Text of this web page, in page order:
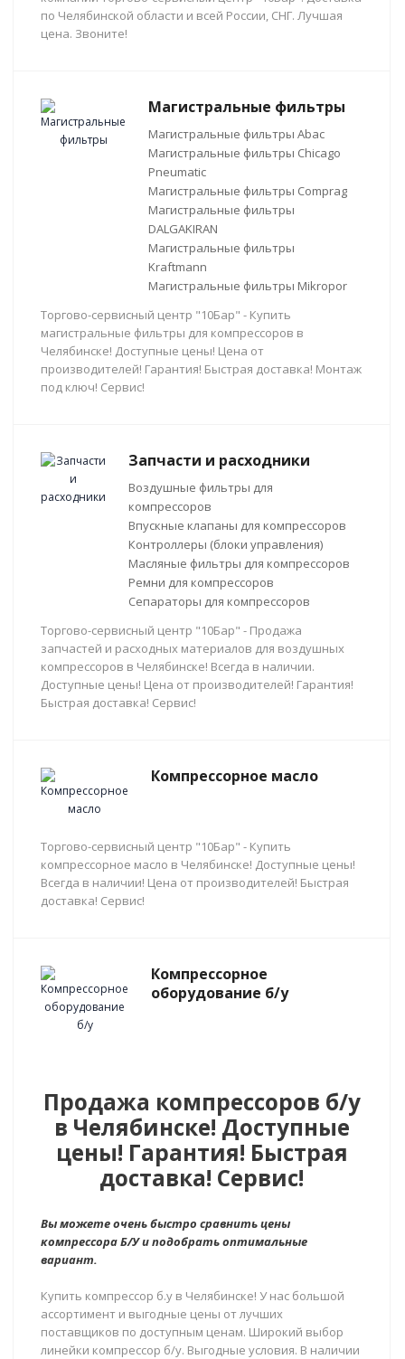
по Челябинской области и всей России, СНГ. Лучшая
цена. Звоните!
Магистральные фильтры
Магистральные фильтры Abac
Магистральные фильтры Chicago
Pneumatic
Магистральные фильтры Comprag
Магистральные фильтры
DALGAKIRAN
Магистральные фильтры
Kraftmann
Магистральные фильтры Mikropor
Торгово-сервисный центр "10Бар" - Купить
магистральные фильтры для компрессоров в
Челябинске! Доступные цены! Цена от
производителей! Гарантия! Быстрая доставка! Монтаж
под ключ! Сервис!
Запчасти и расходники
Воздушные фильтры для
компрессоров
Впускные клапаны для компрессоров
Контроллеры (блоки управления)
Масляные фильтры для компрессоров
Ремни для компрессоров
Сепараторы для компрессоров
Торгово-сервисный центр "10Бар" - Продажа
запчастей и расходных материалов для воздушных
компрессоров в Челябинске! Всегда в наличии.
Доступные цены! Цена от производителей! Гарантия!
Быстрая доставка! Сервис!
Компрессорное масло
Торгово-сервисный центр "10Бар" - Купить
компрессорное масло в Челябинске! Доступные цены!
Всегда в наличии! Цена от производителей! Быстрая
доставка! Сервис!
Компрессорное
оборудование б/у
Продажа компрессоров б/у
в Челябинске! Доступные
цены! Гарантия! Быстрая
доставка! Сервис!
Вы можете очень быстро сравнить цены
компрессора Б/У и подобрать оптимальные
вариант.
Купить компрессор б.у в Челябинске! У нас большой
ассортимент и выгодные цены от лучших
поставщиков по доступным ценам. Широкий выбор
линейки компрессор б/у. Выгодные условия. В наличии